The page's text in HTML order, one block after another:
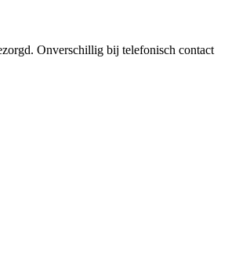
Onverschillig bij telefonisch contact